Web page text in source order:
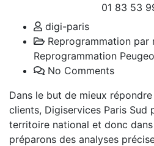
01 83 53
digi-paris
Reprogrammation par
Reprogrammation
No Comments
Dans le but de mieux
clients, Digiservices Paris Sud
territoire national et donc
préparons des analyses